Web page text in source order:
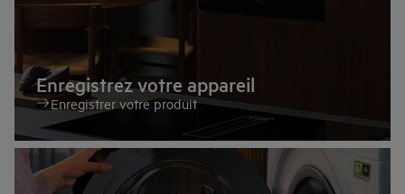
Enregistrez votre appareil
Enregistrer votre produit